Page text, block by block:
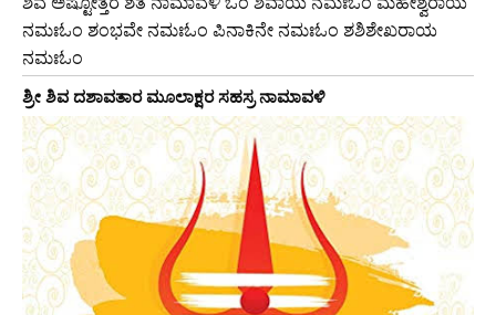
ನಮಃಓಂ ಶಂಭವೇ ನಮಃಓಂ ಪಿನಾಕಿನೇ ನಮಃಓಂ ಶಶಿಶೇಖರಾಯ
ನಮಃಓಂ
ಶ್ರೀ ಶಿವ ದಶಾವತಾರ ಮೂಲಾಕ್ಷರ ಸಹಸ್ರ ನಾಮಾವಳಿ